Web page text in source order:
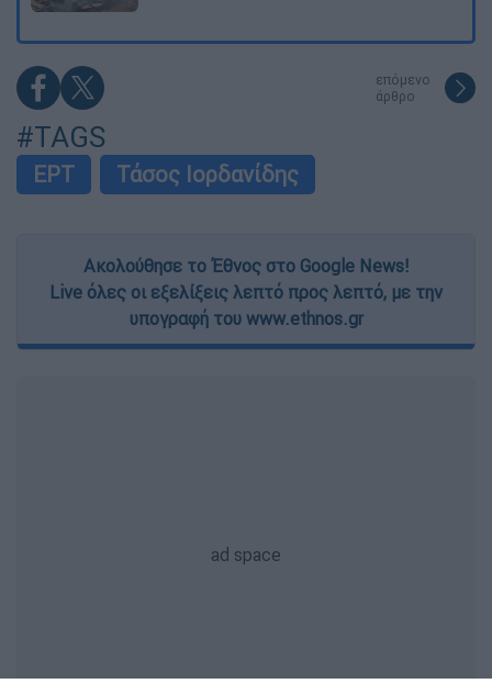
επόμενο
άρθρο
#TAGS
ΕΡΤ Τάσος Ιορδανίδης
Ακολούθησε το Έθνος στο Google News!
Live όλες οι εξελίξεις λεπτό προς λεπτό, με την
υπογραφή του www.ethnos.gr